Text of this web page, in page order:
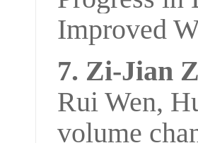
Improved
7. Zi-Jian
Rui Wen,
volume